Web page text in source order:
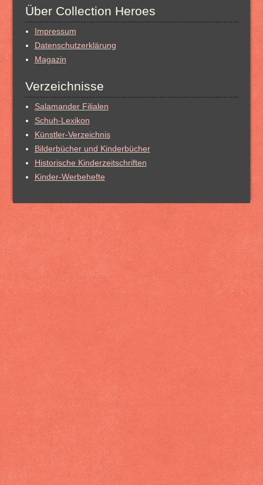
Über Collection Heroes
Impressum
Datenschutzerklärung
Magazin
Verzeichnisse
Salamander Filialen
Schuh-Lexikon
Künstler-Verzeichnis
Bilderbücher und Kinderbücher
Historische Kinderzeitschriften
Kinder-Werbehefte